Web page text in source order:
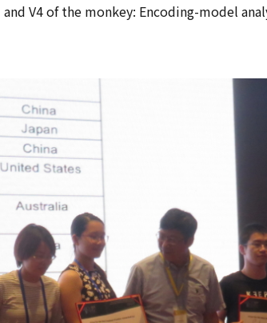
and V4 of the monkey: Encoding-model